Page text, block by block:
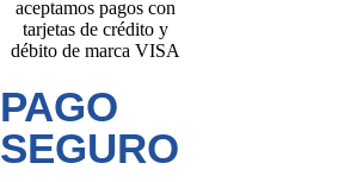
PAGO
SEGURO